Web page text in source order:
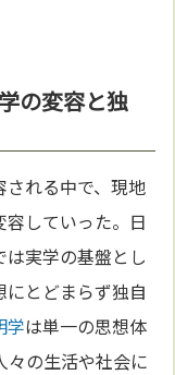
の変容と独
される中で、現地
していった。日
実学の基盤とし
とどまらず独自
学は単一の思想体
々の生活や社会に